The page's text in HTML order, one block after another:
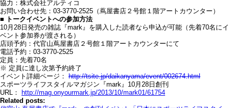
協力：株式会社アルティコ
お問い合わせ先：03-3770-2525（蔦屋書店２号館１階アートカウンター）
■ トークイベントへの参加方法
10月28日発売の雑誌『mark』を購入した読者なら申込が可能（先着70名にイ
ベント参加券が渡される）
店頭予約：代官山蔦屋書店２号館１階アートカウンターにて
電話予約：03-3770-2525
定員：先着70名
※ 定員に達し次第予約終了
イベント詳細ページ： http://tsite.jp/daikanyama/event/002674.html
スポーツライフスタイルマガジン『mark』10月28日創刊
URL：
http://mag.onyourmark.jp/2013/10/mark01/61754
Related posts: